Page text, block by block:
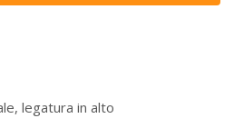
legatura in alto